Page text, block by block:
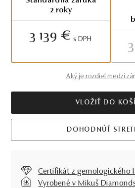
2 roky
3 139 € S DPH
Aký je rozdiel medzi
VLOŽIŤ DO
DOHODNÚŤ
Certifikát z gemologického
Vyrobené v Mikuš